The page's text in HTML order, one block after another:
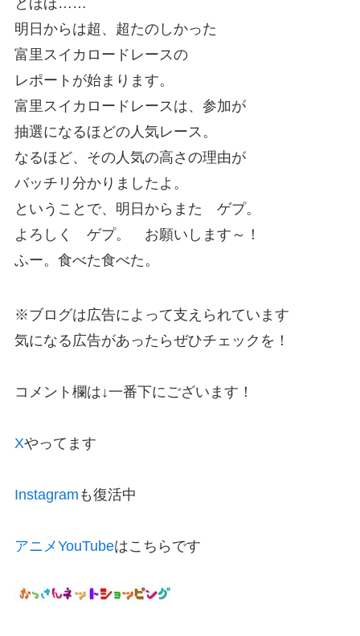
明日からは超、超たのしかった
富里スイカロードレースの
レポートが始まります。
富里スイカロードレースは、参加が
抽選になるほどの人気レース。
なるほど、その人気の高さの理由が
バッチリ分かりましたよ。
ということで、明日からまた ゲプ。
よろしく ゲプ。 お願いします～！
ふー。食べた食べた。
※ブログは広告によって支えられています
気になる広告があったらぜひチェックを！
コメント欄は↓一番下にございます！
Xやってます
Instagram も復活中
アニメYouTubeはこちらです